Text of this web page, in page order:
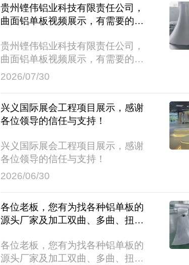
述及公司介绍的依据。二、由于我
司成立时间较早，发布信息人员流
闻及产品帖子众多，文案难免涉及
到新广告法的敏感词和违禁词。如
标题、产品介绍 、图片、详情页等
违禁词、极限词，如果产品图片、
标题...
贵州铿伟铝业科技有限责任公司，
曲面铝单板视频展示，有需要的顾
贵州铿伟铝业科技有限责任公司，
曲面铝单板视频展示，有需要的顾
客，欢迎来电咨询合作！
2026/07/30
兴义国际展会工程项目展示，感谢
各位领导的信任与支持！
兴义国际展会工程项目展示，感谢
各位领导的信任与支持！
2026/06/30
各位老板，您有为找各种铝单板的
源头厂家及加工双曲、多曲、扭曲
各位老板，您有为找各种铝单板的
源头厂家及加工双曲、多曲、扭曲